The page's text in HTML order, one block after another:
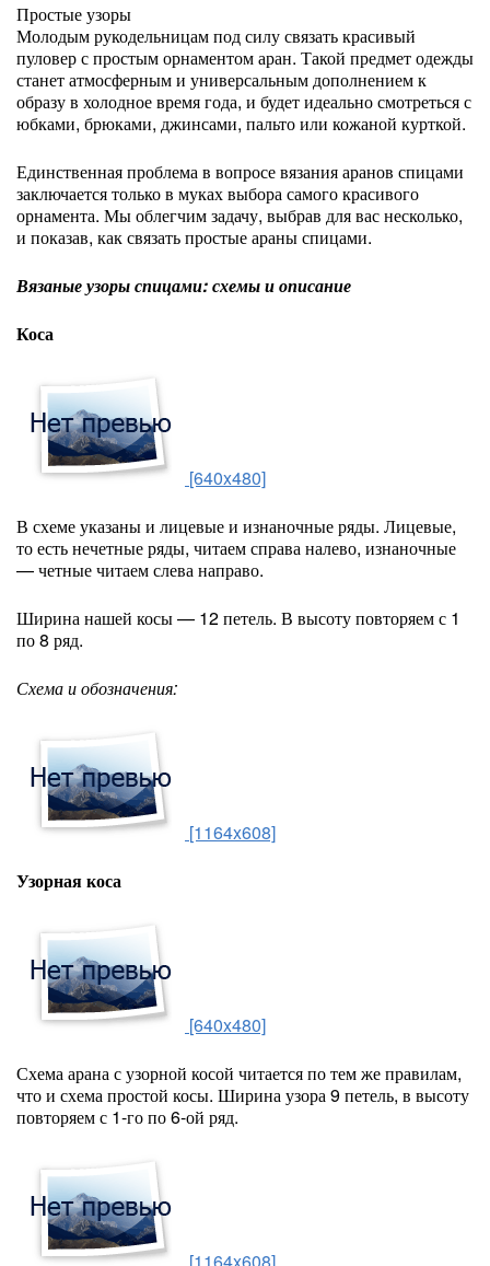
Простые узоры
Молодым рукодельницам под силу связать красивый
пуловер с простым орнаментом аран. Такой предмет одежды
станет атмосферным и универсальным дополнением к
образу в холодное время года, и будет идеально смотреться с
юбками, брюками, джинсами, пальто или кожаной курткой.
Единственная проблема в вопросе вязания аранов спицами
заключается только в муках выбора самого красивого
орнамента. Мы облегчим задачу, выбрав для вас несколько,
и показав, как связать простые араны спицами.
Вязаные узоры спицами: схемы и описание
Коса
[640x480]
В схеме указаны и лицевые и изнаночные ряды. Лицевые,
то есть нечетные ряды, читаем справа налево, изнаночные
— четные читаем слева направо.
Ширина нашей косы — 12 петель. В высоту повторяем с 1
по 8 ряд.
Схема и обозначения:
[1164x608]
Узорная коса
[640x480]
Схема арана с узорной косой читается по тем же правилам,
что и схема простой косы. Ширина узора 9 петель, в высоту
повторяем с 1-го по 6-ой ряд.